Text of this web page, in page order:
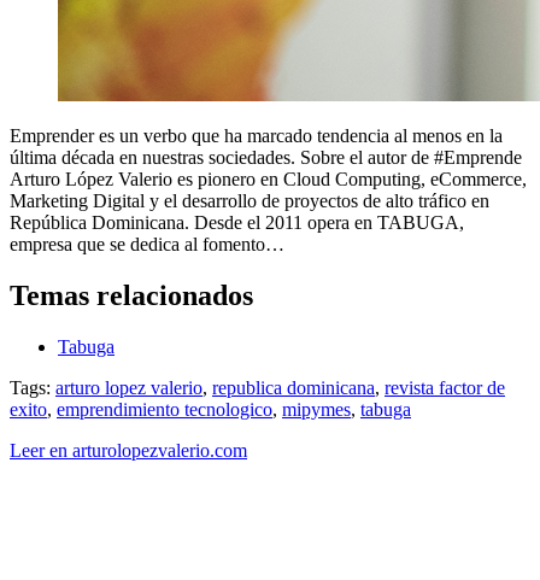
Emprender es un verbo que ha marcado tendencia al menos en la
última década en nuestras sociedades. Sobre el autor de #Emprende
Arturo López Valerio es pionero en Cloud Computing, eCommerce,
Marketing Digital y el desarrollo de proyectos de alto tráfico en
República Dominicana. Desde el 2011 opera en TABUGA,
empresa que se dedica al fomento…
Temas relacionados
Tabuga
Tags: arturo lopez valerio, republica dominicana, revista factor de
exito, emprendimiento tecnologico, mipymes, tabuga
Leer en arturolopezvalerio.com